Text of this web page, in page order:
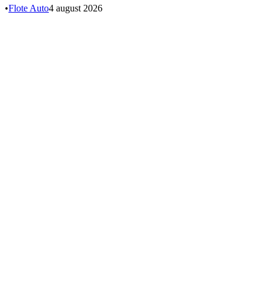
•Flote Auto4 august 2026